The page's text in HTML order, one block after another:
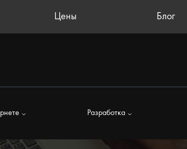
Цены Блог
Разработка